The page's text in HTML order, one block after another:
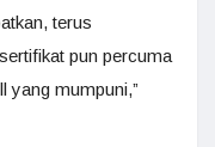
terus
pun percuma
yang mumpuni,”